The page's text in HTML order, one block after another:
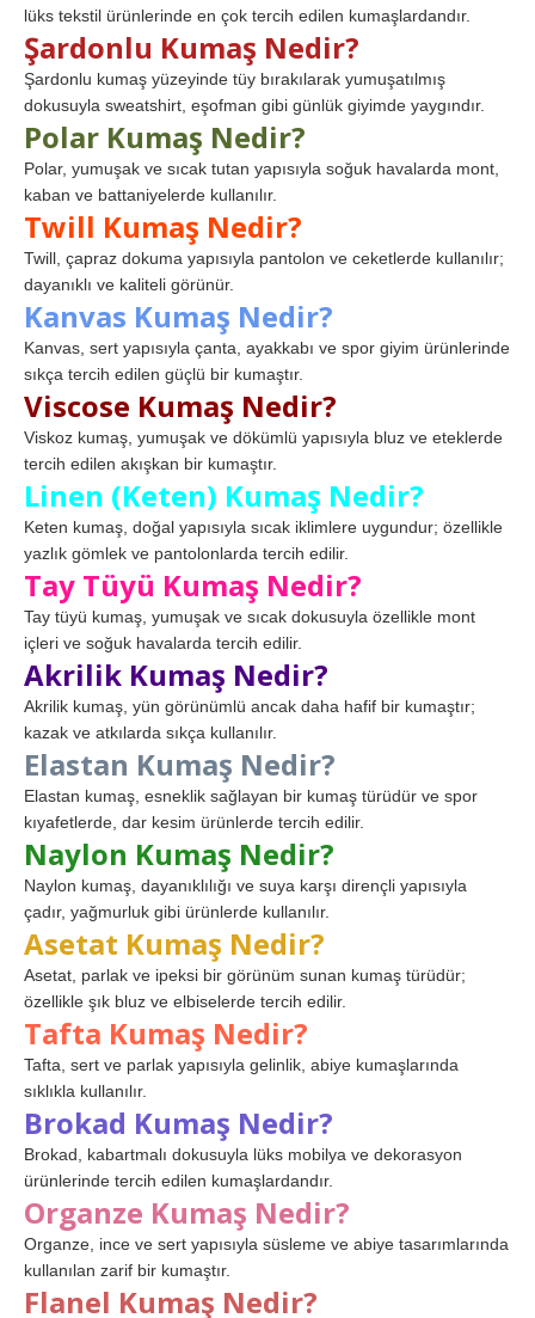
lüks tekstil ürünlerinde en çok tercih edilen kumaşlardandır.
Şardonlu Kumaş Nedir?
Şardonlu kumaş yüzeyinde tüy bırakılarak yumuşatılmış
dokusuyla sweatshirt, eşofman gibi günlük giyimde yaygındır.
Polar Kumaş Nedir?
Polar, yumuşak ve sıcak tutan yapısıyla soğuk havalarda mont,
kaban ve battaniyelerde kullanılır.
Twill Kumaş Nedir?
Twill, çapraz dokuma yapısıyla pantolon ve ceketlerde kullanılır;
dayanıklı ve kaliteli görünür.
Kanvas Kumaş Nedir?
Kanvas, sert yapısıyla çanta, ayakkabı ve spor giyim ürünlerinde
sıkça tercih edilen güçlü bir kumaştır.
Viscose Kumaş Nedir?
Viskoz kumaş, yumuşak ve dökümlü yapısıyla bluz ve eteklerde
tercih edilen akışkan bir kumaştır.
Linen (Keten) Kumaş Nedir?
Keten kumaş, doğal yapısıyla sıcak iklimlere uygundur; özellikle
yazlık gömlek ve pantolonlarda tercih edilir.
Tay Tüyü Kumaş Nedir?
Tay tüyü kumaş, yumuşak ve sıcak dokusuyla özellikle mont
içleri ve soğuk havalarda tercih edilir.
Akrilik Kumaş Nedir?
Akrilik kumaş, yün görünümlü ancak daha hafif bir kumaştır;
kazak ve atkılarda sıkça kullanılır.
Elastan Kumaş Nedir?
Elastan kumaş, esneklik sağlayan bir kumaş türüdür ve spor
kıyafetlerde, dar kesim ürünlerde tercih edilir.
Naylon Kumaş Nedir?
Naylon kumaş, dayanıklılığı ve suya karşı dirençli yapısıyla
çadır, yağmurluk gibi ürünlerde kullanılır.
Asetat Kumaş Nedir?
Asetat, parlak ve ipeksi bir görünüm sunan kumaş türüdür;
özellikle şık bluz ve elbiselerde tercih edilir.
Tafta Kumaş Nedir?
Tafta, sert ve parlak yapısıyla gelinlik, abiye kumaşlarında
sıklıkla kullanılır.
Brokad Kumaş Nedir?
Brokad, kabartmalı dokusuyla lüks mobilya ve dekorasyon
ürünlerinde tercih edilen kumaşlardandır.
Organze Kumaş Nedir?
Organze, ince ve sert yapısıyla süsleme ve abiye tasarımlarında
kullanılan zarif bir kumaştır.
Flanel Kumaş Nedir?